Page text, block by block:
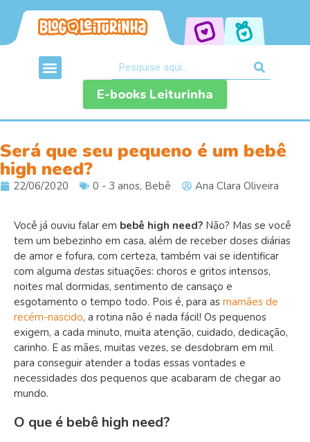
E-books Leiturinha
Será que seu pequeno é um bebê
high need?
22/06/2020 0 - 3 anos, Bebê Ana Clara Oliveira
Você já ouviu falar em bebê high need? Não? Mas se você
tem um bebezinho em casa, além de receber doses diárias
de amor e fofura, com certeza, também vai se identificar
com alguma destas situações: choros e gritos intensos,
noites mal dormidas, sentimento de cansaço e
esgotamento o tempo todo. Pois é, para as mamães de
recém-nascido, a rotina não é nada fácil! Os pequenos
exigem, a cada minuto, muita atenção, cuidado, dedicação,
carinho. E as mães, muitas vezes, se desdobram em mil
para conseguir atender a todas essas vontades e
necessidades dos pequenos que acabaram de chegar ao
mundo.
O que é bebê high need?